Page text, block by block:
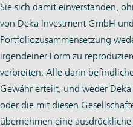
Sie sich damit einverstanden,
von Deka Investment GmbH
Portfoliozusammensetzung
irgendeiner Form zu
verbreiten. Alle darin
Gewähr erteilt, und weder
oder die mit diesen
übernehmen eine